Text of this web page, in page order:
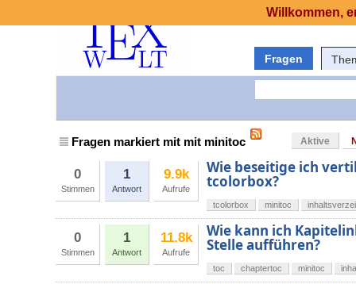
Fragen
Fragen markiert mit mit minitoc Aktive
0
Stimmen
1
Antwort
9.9k
Aufrufe
Wie beseitige ich
tcolorbox?
tcolorbox minitoc
0
Stimmen
1
Antwort
11.8k
Aufrufe
Wie kann ich
Stelle aufführen?
toc chaptertoc minitoc
Willkommen,